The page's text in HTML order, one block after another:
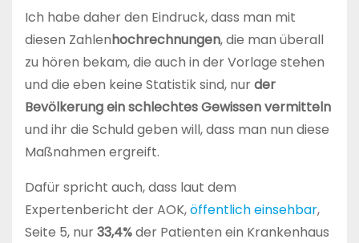
Ich habe daher den Eindruck, dass man mit
diesen Zahlenhochrechnungen, die man überall
zu hören bekam, die auch in der Vorlage stehen
und die eben keine Statistik sind, nurder
Bevölkerung ein schlechtes Gewissen vermitteln
und ihr die Schuld geben will, dass man nun diese
Maßnahmen ergreift.
Dafür spricht auch, dass laut dem
Expertenbericht der AOK,öffentlich einsehbar,
Seite 5, nur33,4%der Patienten ein Krankenhaus